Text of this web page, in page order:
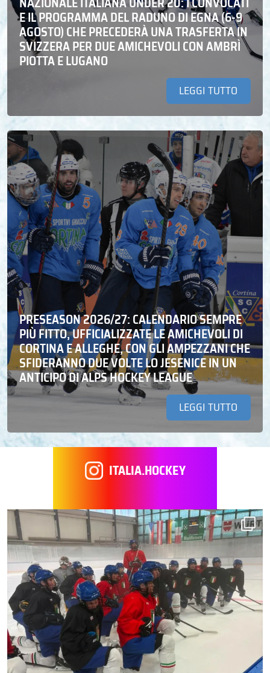
E IL PROGRAMMA DEL RADUNO DI EGNA (6-9
AGOSTO) CHE PRECEDERÀ UNA TRASFERTA IN
SVIZZERA PER DUE AMICHEVOLI CON AMBRÌ
PIOTTA E LUGANO
LEGGI TUTTO
PRESEASON 2026/27: CALENDARIO SEMPRE
PIÙ FITTO, UFFICIALIZZATE LE AMICHEVOLI DI
CORTINA E ALLEGHE, CON GLI AMPEZZANI CHE
SFIDERANNO DUE VOLTE LO JESENICE IN UN
ANTICIPO DI ALPS HOCKEY LEAGUE
LEGGI TUTTO
ITALIA.HOCKEY